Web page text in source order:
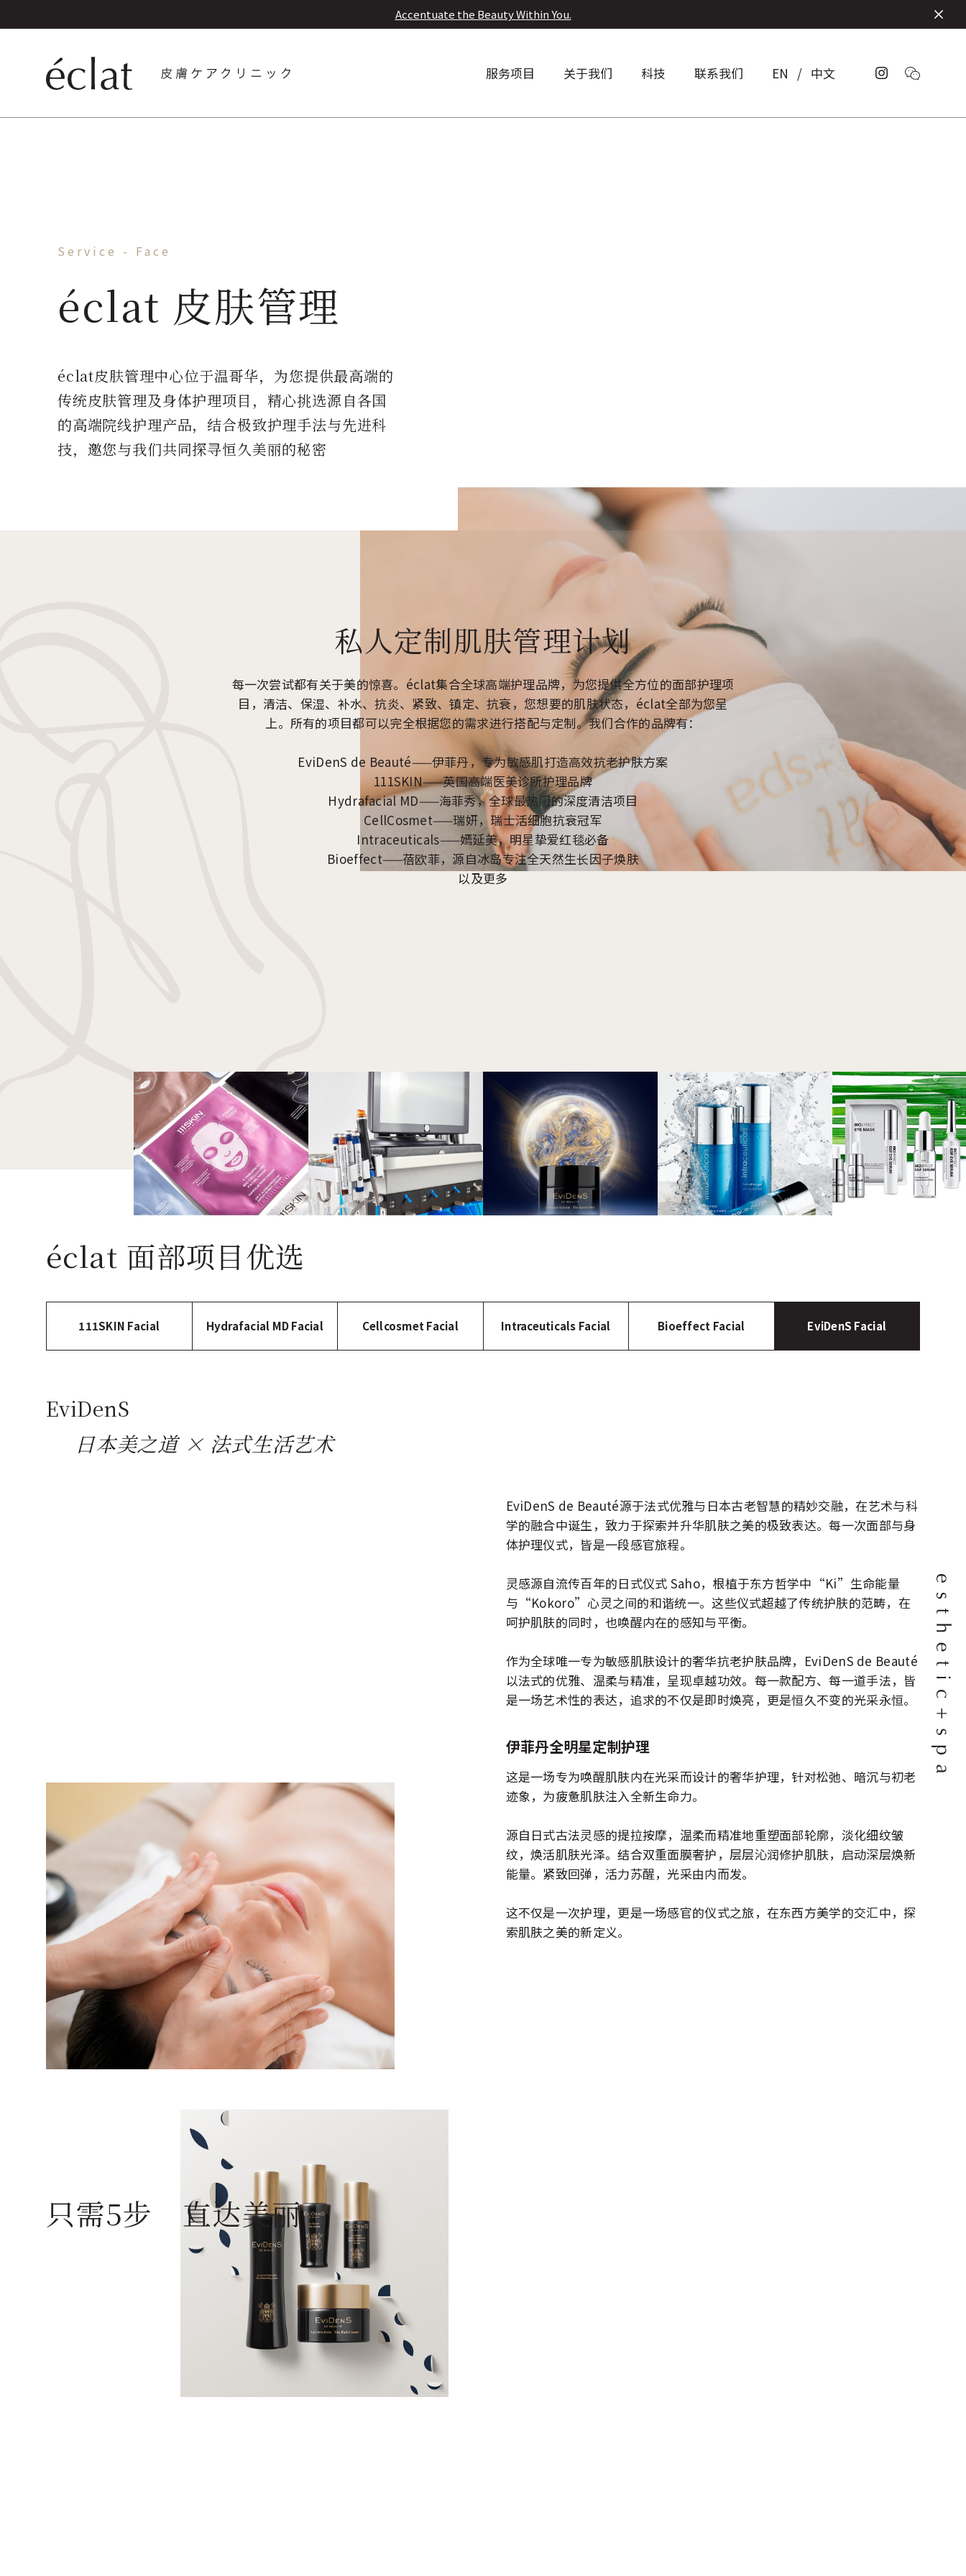
Accentuate the Beauty Within You.
服务项目 关于我们 科技 联系我们 EN / 中文
Service - Face
éclat 皮肤管理
éclat皮肤管理中心位于温哥华，为您提供最高端的
传统皮肤管理及身体护理项目，精心挑选源自各国
的高端院线护理产品，结合极致护理手法与先进科
技，邀您与我们共同探寻恒久美丽的秘密
私人定制肌肤管理计划
每一次尝试都有关于美的惊喜。éclat集合全球高端护理品牌，为您提供全方位的面部护理项
目，清洁、保湿、补水、抗炎、紧致、镇定、抗衰，您想要的肌肤状态，éclat全部为您呈
上。所有的项目都可以完全根据您的需求进行搭配与定制。我们合作的品牌有：
EviDenS de Beauté——伊菲丹，专为敏感肌打造高效抗老护肤方案
111SKIN——英国高端医美诊所护理品牌
Hydrafacial MD——海菲秀，全球最热门的深度清洁项目
CellCosmet——瑞妍，瑞士活细胞抗衰冠军
Intraceuticals——嫣延美，明星挚爱红毯必备
Bioeffect——蓓欧菲，源自冰岛专注全天然生长因子焕肤
以及更多
éclat 面部项目优选
111SKIN Facial Hydrafacial MD Facial Cellcosmet Facial Intraceuticals Facial Bioeffect Facial EviDenS Facial
EviDenS
日本美之道 × 法式生活艺术
EviDenS de Beauté源于法式优雅与日本古老智慧的精妙交融，在艺术与科
学的融合中诞生，致力于探索并升华肌肤之美的极致表达。每一次面部与身
体护理仪式，皆是一段感官旅程。
灵感源自流传百年的日式仪式 Saho，根植于东方哲学中“Ki”生命能量
与“Kokoro”心灵之间的和谐统一。这些仪式超越了传统护肤的范畴，在
呵护肌肤的同时，也唤醒内在的感知与平衡。
作为全球唯一专为敏感肌肤设计的奢华抗老护肤品牌，EviDenS de Beauté
以法式的优雅、温柔与精准，呈现卓越功效。每一款配方、每一道手法，皆
是一场艺术性的表达，追求的不仅是即时焕亮，更是恒久不变的光采永恒。
伊菲丹全明星定制护理
这是一场专为唤醒肌肤内在光采而设计的奢华护理，针对松弛、暗沉与初老
迹象，为疲惫肌肤注入全新生命力。
源自日式古法灵感的提拉按摩，温柔而精准地重塑面部轮廓，淡化细纹皱
纹，焕活肌肤光泽。结合双重面膜奢护，层层沁润修护肌肤，启动深层焕新
能量。紧致回弹，活力苏醒，光采由内而发。
这不仅是一次护理，更是一场感官的仪式之旅，在东西方美学的交汇中，探
索肌肤之美的新定义。
只需5步 直达美丽